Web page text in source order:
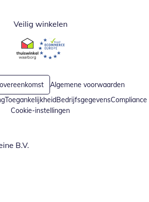
Veilig winkelen
Opent in nieuw venster
Opent in nieuw venster
Algemene voorwaarden
ToegankelijkheidBedrijfsgegevensCompliance
Cookie-instellingen
B.V.